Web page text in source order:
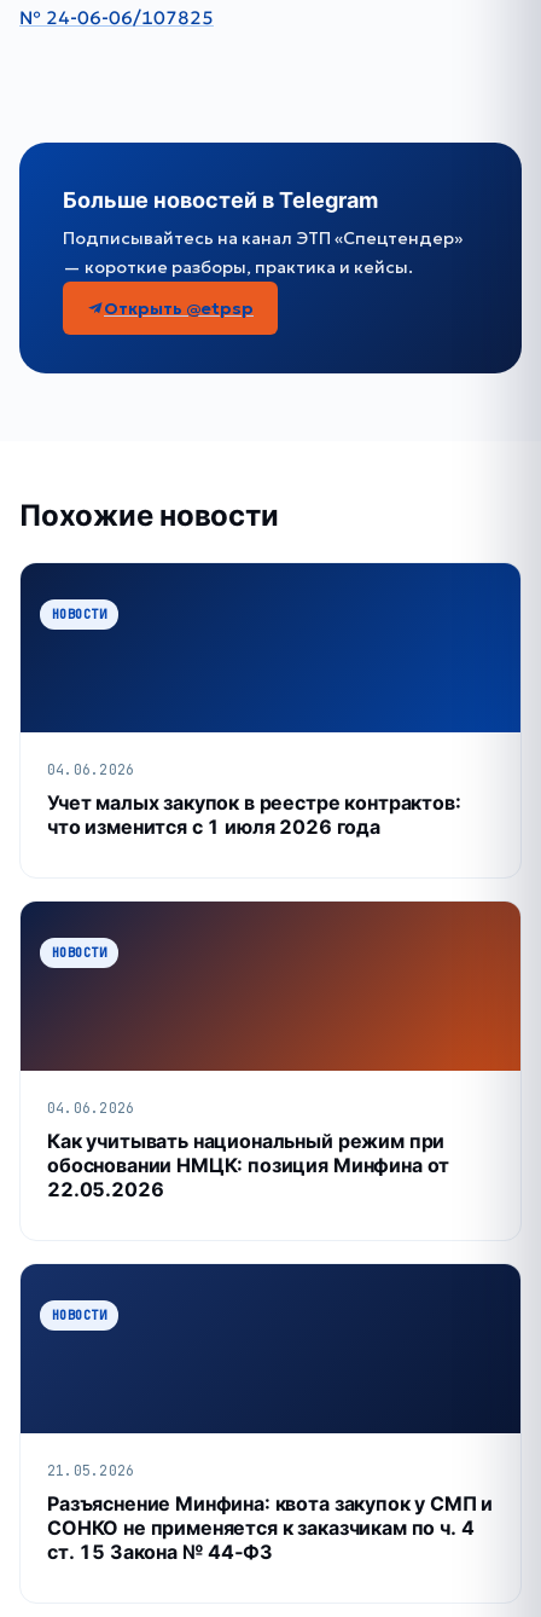
№ 24-06-06/107825
Больше новостей в Telegram
Подписывайтесь на канал ЭТП «Спецтендер»
— короткие разборы, практика и кейсы.
Открыть @etpsp
Похожие новости
НОВОСТИ
04.06.2026
Учет малых закупок в реестре контрактов:
что изменится с 1 июля 2026 года
НОВОСТИ
04.06.2026
Как учитывать национальный режим при
обосновании НМЦК: позиция Минфина от
22.05.2026
НОВОСТИ
21.05.2026
Разъяснение Минфина: квота закупок у СМП и
СОНКО не применяется к заказчикам по ч. 4
ст. 15 Закона № 44‑ФЗ